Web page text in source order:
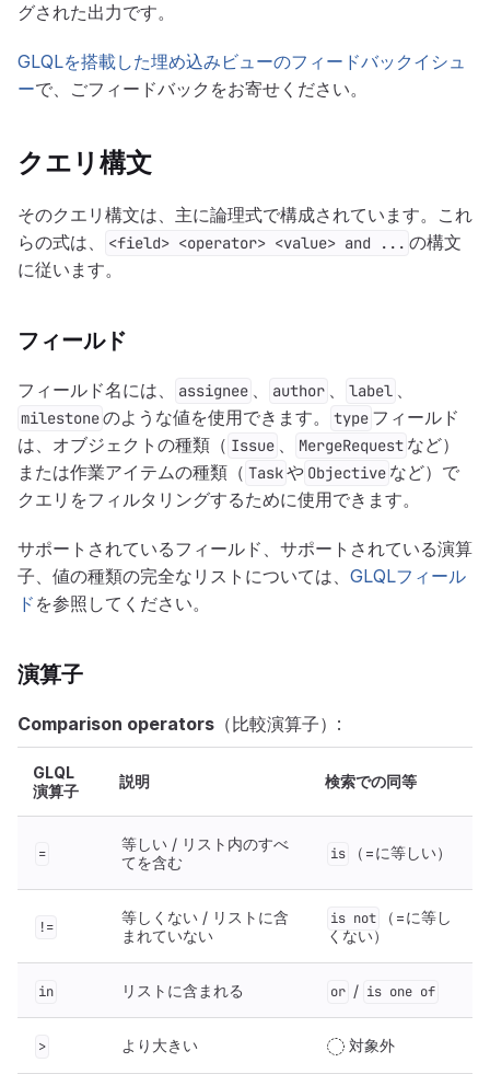
グされた出力です。
GLQLを搭載した埋め込みビューのフィードバックイシュ
ーで、ごフィードバックをお寄せください。
クエリ構文
そのクエリ構文は、主に論理式で構成されています。これ
らの式は、
<field> <operator> <value> and ... の構文
に従います。
フィールド
フィールド名には、 assignee 、 author 、 label 、
milestoneのような値を使用できます。 type フィールド
は、オブジェクトの種類（ Issue 、 MergeRequest など）
または作業アイテムの種類（ Taskや Objective など）で
クエリをフィルタリングするために使用できます。
サポートされているフィールド、サポートされている演算
子、値の種類の完全なリストについては、 GLQLフィール
ド を参照してください。
演算子
Comparison operators （比較演算子）:
GLQL
演算子
説明 検索での同等
=
等しい / リスト内のすべ
てを含む
is （=に等しい）
!=
等しくない / リストに含
まれていない
is not
（=に等し
くない）
in リストに含まれる or / is one of
> より大きい 対象外